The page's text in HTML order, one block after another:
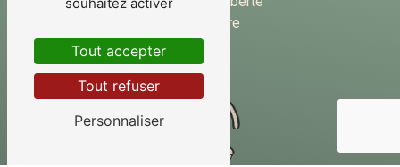
45250 Briare
Tout accepter
Tout refuser
Personnaliser